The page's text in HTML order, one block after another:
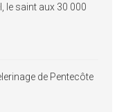
le saint aux 30 000
de Pentecôte